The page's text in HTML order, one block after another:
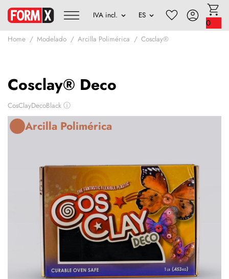
0
Home Modelado Arcilla Polimérica Cosclay®
Cosclay® Deco
CosClayDecoBlack ⓘ
Arcilla Polimérica